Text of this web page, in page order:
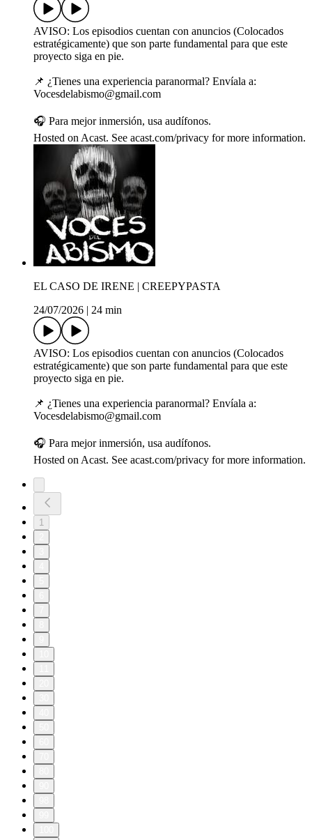
AVISO: Los episodios cuentan con anuncios (Colocados
estratégicamente) que son parte fundamental para que este
proyecto siga en pie.
📌 ¿Tienes una experiencia paranormal? Envíala a:
Vocesdelabismo@gmail.com
🎧 Para mejor inmersión, usa audífonos.
Hosted on Acast. See acast.com/privacy for more information.
EL CASO DE IRENE | CREEPYPASTA
24/07/2026
24 min
AVISO: Los episodios cuentan con anuncios (Colocados
estratégicamente) que son parte fundamental para que este
proyecto siga en pie.
📌 ¿Tienes una experiencia paranormal? Envíala a:
Vocesdelabismo@gmail.com
🎧 Para mejor inmersión, usa audífonos.
Hosted on Acast. See acast.com/privacy for more information.
1